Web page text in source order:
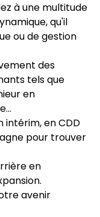
à une multitude
qu'il
ou de gestion
des
tels que
en
intérim, en CDD
pour trouver
en
avenir